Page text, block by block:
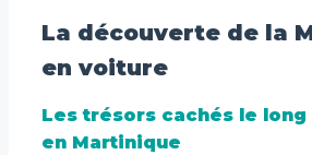
La découverte de la
en voiture
Les trésors cachés le long
en Martinique